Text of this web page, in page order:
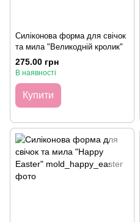
Силіконова форма для свічок
та мила "Великодній кролик"
275.00 грн
В наявності
Купити